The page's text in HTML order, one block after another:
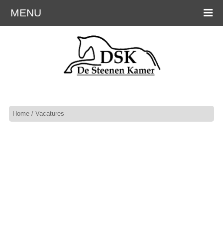
MENU
Home/ Vacatures